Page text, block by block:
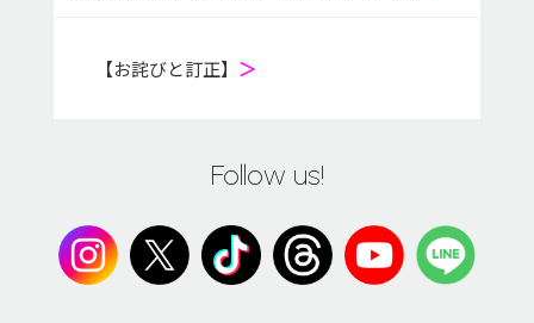
【お詫びと訂正】 ＞
Follow us!